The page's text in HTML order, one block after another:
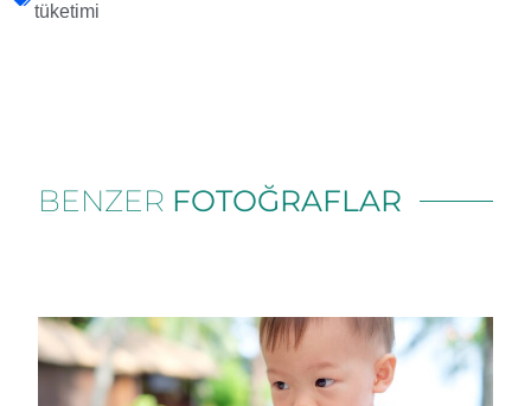
tüketimi
BENZER FOTOĞRAFLAR